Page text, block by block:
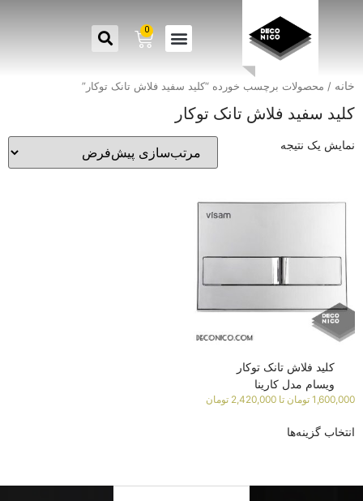
0
خانه / محصولات برچسب خورده “کلید سفید فلاش تانک توکار”
کلید سفید فلاش تانک توکار
نمایش یک نتیجه
کلید فلاش تانک توکار
ویسام مدل کارینا
1,600,000 تومان تا 2,420,000 تومان
انتخاب گزینه‌ها